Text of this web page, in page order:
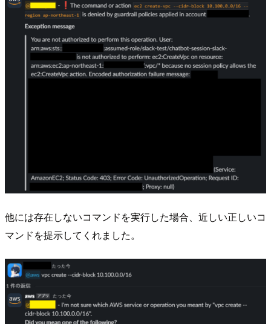
他には存在しないコマンドを実行した場合、近しい正しいコ
マンドを提示してくれました。